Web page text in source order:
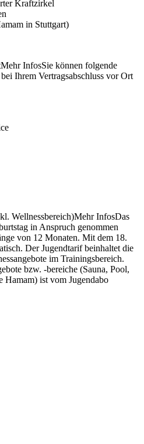
Kraftzirkel
in Stuttgart)
Mehr InfosSie können folgende
Ihrem Vertragsabschluss vor Ort
Wellnessbereich)Mehr InfosDas
in Anspruch genommen
von 12 Monaten. Mit dem 18.
Der Jugendtarif beinhaltet die
im Trainingsbereich.
bzw. -bereiche (Sauna, Pool,
Hamam) ist vom Jugendabo